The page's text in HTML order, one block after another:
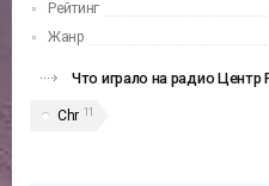
Рейтинг
Жанр
Что играло на радио Центр
Chr 11